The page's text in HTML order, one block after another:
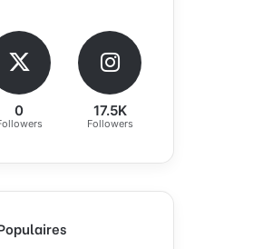
0 17.5K
Followers